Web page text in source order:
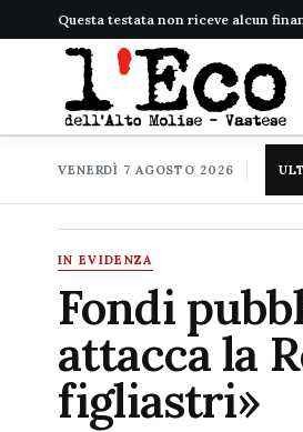
Questa testata non riceve alcun
VENERDÌ 7 AGOSTO 2026
IN EVIDENZA
Fondi
attacca la
figliastri»